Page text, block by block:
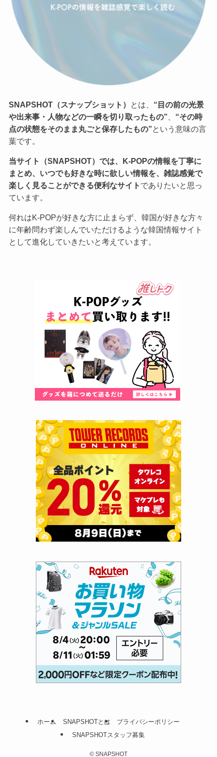
SNAPSHOT（スナップショット） とは、 “目の前の光景
や出来事・人物などの一瞬を切り取ったもの”
“その時
点の状態をそのまま丸ごと保存したもの” という意味の言
葉です。
当サイト（SNAPSHOT）では、K-POPの情報を丁寧に
まとめ、いつでも好きな時に欲しい情報を、雑誌感覚で
楽しく見ることができる便利なサイト でありたいと思っ
ています。
何れはK-POPが好きな方に止まらず、韓国が好きな方々
に年齢問わず楽しんでいただけるような韓国情報サイト
として進化していきたいと考えています。
ホーム SNAPSHOTとは
プライバシーポリシー
SNAPSHOTスタッフ募集
© SNAPSHOT